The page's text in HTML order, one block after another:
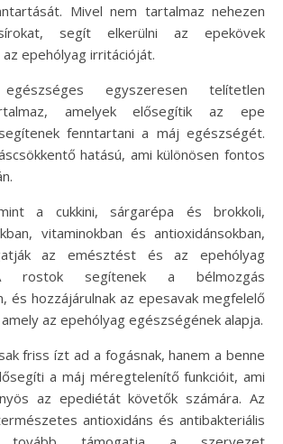
Mivel nem tartalmaz nehezen
segít elkerülni az epekövek
az epehólyag irritációját.
egyszeresen telítetlen
amelyek elősegítik az epe
fenntartani a máj egészségét.
hatású, ami különösen fontos
a cukkini, sárgarépa és brokkoli,
vitaminokban és antioxidánsokban,
az emésztést és az epehólyag
rostok segítenek a bélmozgás
és hozzájárulnak az epesavak megfelelő
az epehólyag egészségének alapja.
friss ízt ad a fogásnak, hanem a benne
a máj méregtelenítő funkcióit, ami
az epediétát követők számára. Az
antioxidáns és antibakteriális